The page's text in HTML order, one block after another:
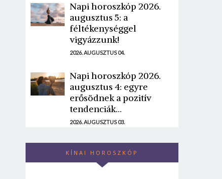
Napi horoszkóp 2026.
augusztus 5: a
féltékenységgel
vigyázzunk!
2026. AUGUSZTUS 04.
Napi horoszkóp 2026.
augusztus 4: egyre
erősödnek a pozitív
tendenciák...
2026. AUGUSZTUS 03.
KÍNAI HOROSZKÓP